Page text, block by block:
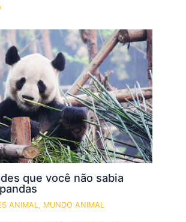
que você não sabia
ANIMAL , MUNDO ANIMAL